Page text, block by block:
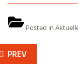
Posted in
PREV